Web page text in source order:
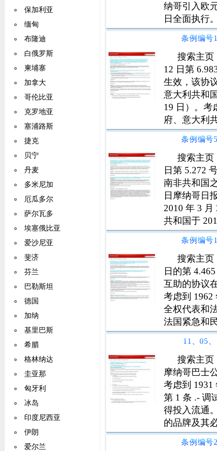
保加利亚
缅甸
布隆迪
白俄罗斯
柬埔寨
加拿大
哥伦比亚
克罗地亚
塞浦路斯
捷克
贝宁
丹麦
多米尼加
厄瓜多尔
萨尔瓦多
埃塞俄比亚
爱沙尼亚
斐济
芬兰
巴勒斯坦
德国
加纳
基里巴斯
希腊
格林纳达
圭亚那
匈牙利
冰岛
印度尼西亚
伊朗
爱尔兰
纳哥引入欧
日全面执行
年 3 月 5 日
搜索主页
12 日第
生效，该协
意大利共和
19 日）。考
府、意大利
哥签署的关
得到
搜索主页
日第 5.272
南非共和国
日摩纳哥日
2010 年 3
共和国于
的协定，自
搜索主页
日的第
互助的协议
考虑到 1962
全权代表和
法国紧急和
月 16 日开始
11、05
搜索主页
摩纳哥巴士
考虑到 1931
第 1 条 .- 调
得投入流通
的品牌及其
方式显示：